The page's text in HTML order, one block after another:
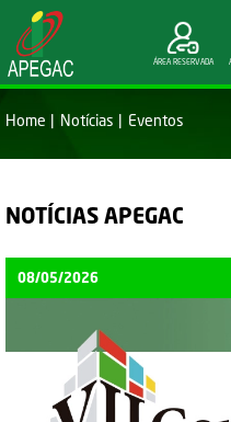
ÁREA RESERVADA
Home Notícias Eventos
NOTÍCIAS APEGAC
08/05/2026